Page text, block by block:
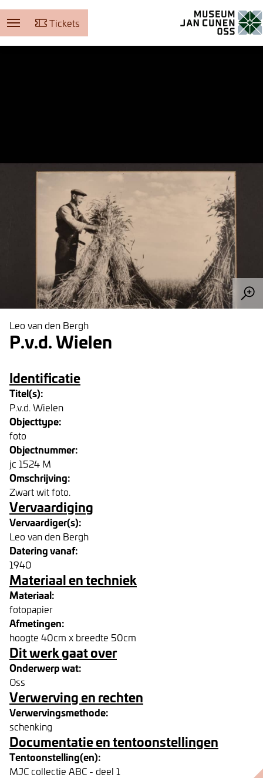
Tickets
Leo van den Bergh
P.v.d. Wielen
Identificatie
Titel(s):
P.v.d. Wielen
Objecttype:
foto
Objectnummer:
jc 1524 M
Omschrijving:
Zwart wit foto.
Vervaardiging
Vervaardiger(s):
Leo van den Bergh
Datering vanaf:
1940
Materiaal en techniek
Materiaal:
fotopapier
Afmetingen:
hoogte 40cm x breedte 50cm
Dit werk gaat over
Onderwerp wat:
Oss
Verwerving en rechten
Verwervingsmethode:
schenking
Documentatie en tentoonstellingen
Tentoonstelling(en):
MJC collectie ABC - deel 1